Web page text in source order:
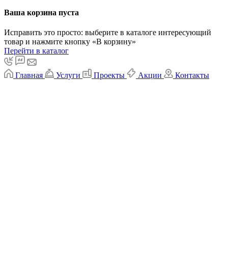
Ваша корзина пуста
Исправить это просто: выберите в каталоге интересующий
товар и нажмите кнопку «В корзину»
Перейти в каталог
Главная Услуги Проекты Акции Контакты